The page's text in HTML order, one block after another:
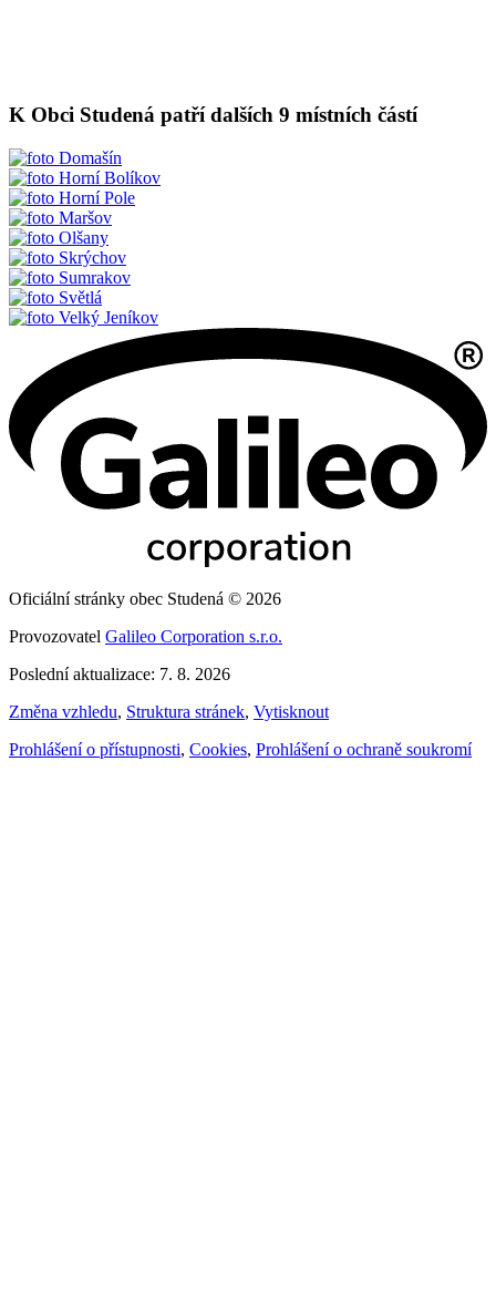
K Obci Studená patří dalších 9 místních částí
Domašín
Horní Bolíkov
Horní Pole
Maršov
Olšany
Skrýchov
Sumrakov
Světlá
Velký Jeníkov
Oficiální stránky obec Studená © 2026
Provozovatel Galileo Corporation s.r.o.
Poslední aktualizace: 7. 8. 2026
Změna vzhledu, Struktura stránek, Vytisknout
Prohlášení o přístupnosti, Cookies, Prohlášení o ochraně soukromí